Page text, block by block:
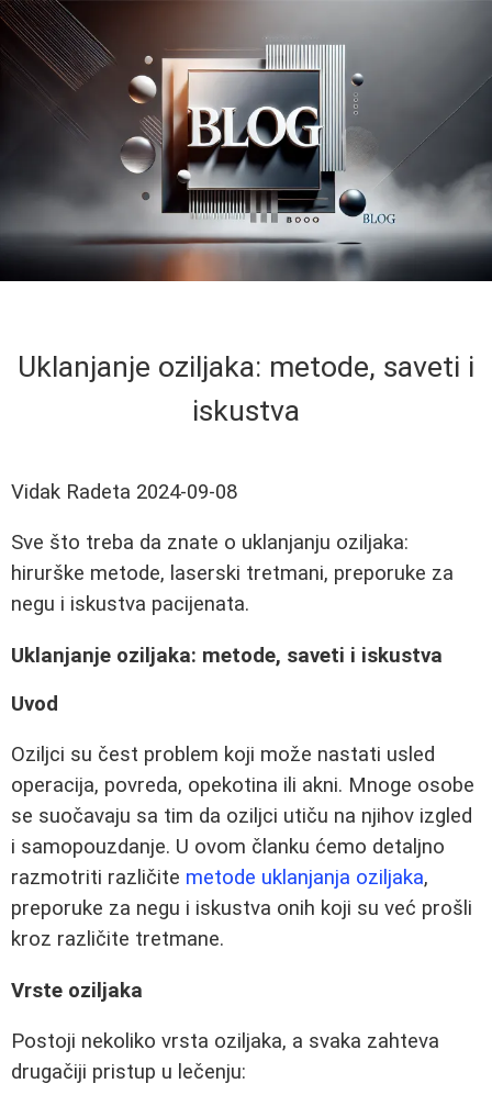
Uklanjanje oziljaka: metode, saveti i
iskustva
Vidak Radeta 2024-09-08
Sve što treba da znate o uklanjanju oziljaka:
hirurške metode, laserski tretmani, preporuke za
negu i iskustva pacijenata.
Uklanjanje oziljaka: metode, saveti i iskustva
Uvod
Oziljci su čest problem koji može nastati usled
operacija, povreda, opekotina ili akni. Mnoge osobe
se suočavaju sa tim da oziljci utiču na njihov izgled
i samopouzdanje. U ovom članku ćemo detaljno
razmotriti različite metode uklanjanja oziljaka,
preporuke za negu i iskustva onih koji su već prošli
kroz različite tretmane.
Vrste oziljaka
Postoji nekoliko vrsta oziljaka, a svaka zahteva
drugačiji pristup u lečenju: